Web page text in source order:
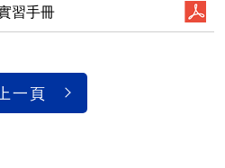
習手冊
一頁